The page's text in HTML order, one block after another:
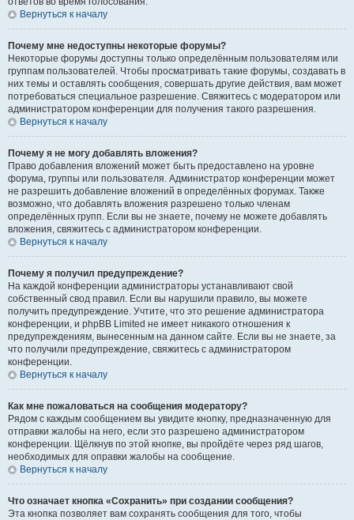
Вернуться к началу
Почему мне недоступны некоторые форумы?
Некоторые форумы доступны только определённым пользователям или
группам пользователей. Чтобы просматривать такие форумы, создавать в
них темы и оставлять сообщения, совершать другие действия, вам может
потребоваться специальное разрешение. Свяжитесь с модератором или
администратором конференции для получения такого разрешения.
Вернуться к началу
Почему я не могу добавлять вложения?
Право добавления вложений может быть предоставлено на уровне
форума, группы или пользователя. Администратор конференции может
не разрешить добавление вложений в определённых форумах. Также
возможно, что добавлять вложения разрешено только членам
определённых групп. Если вы не знаете, почему не можете добавлять
вложения, свяжитесь с администратором конференции.
Вернуться к началу
Почему я получил предупреждение?
На каждой конференции администраторы устанавливают свой
собственный свод правил. Если вы нарушили правило, вы можете
получить предупреждение. Учтите, что это решение администратора
конференции, и phpBB Limited не имеет никакого отношения к
предупреждениям, вынесенным на данном сайте. Если вы не знаете, за
что получили предупреждение, свяжитесь с администратором
конференции.
Вернуться к началу
Как мне пожаловаться на сообщения модератору?
Рядом с каждым сообщением вы увидите кнопку, предназначенную для
отправки жалобы на него, если это разрешено администратором
конференции. Щёлкнув по этой кнопке, вы пройдёте через ряд шагов,
необходимых для оправки жалобы на сообщение.
Вернуться к началу
Что означает кнопка «Сохранить» при создании сообщения?
Эта кнопка позволяет вам сохранять сообщения для того, чтобы